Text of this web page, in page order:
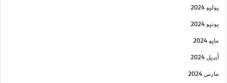
يوليو 2024
يونيو 2024
مايو 2024
أبريل 2024
مارس 2024